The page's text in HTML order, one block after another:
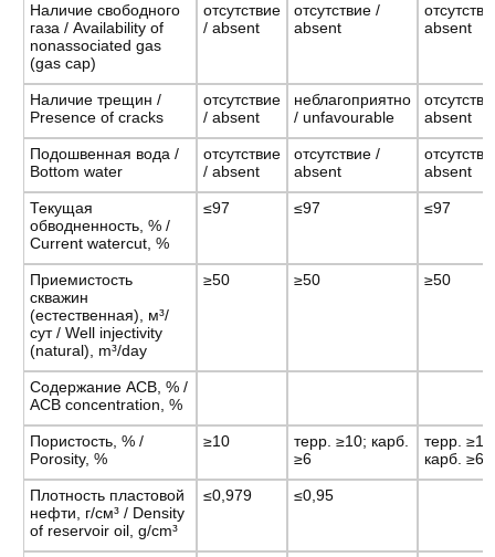
Наличие свободного
газа / Availability of
nonassociated gas
(gas cap)
отсутствие
/ absent
отсутствие /
absent
absent
Наличие трещин /
Presence of cracks
отсутствие
/ absent
неблагоприятно
/ unfavourable
absent
Подошвенная вода /
Bottom water
отсутствие
/ absent
отсутствие /
absent
absent
Текущая
обводненность, % /
Current watercut, %
≤97 ≤97 ≤97
Приемистость
скважин
(естественная), м³/
сут / Well injectivity
(natural), m³/day
≥50 ≥50 ≥50
Содержание АСВ, % /
ACB concentration, %
Пористость, % /
Porosity, %
≥10
терр. ≥10; карб.
≥6
терр.
карб. ≥6
Плотность пластовой
нефти, г/см³ / Density
of reservoir oil, g/cm³
≤0,979 ≤0,95